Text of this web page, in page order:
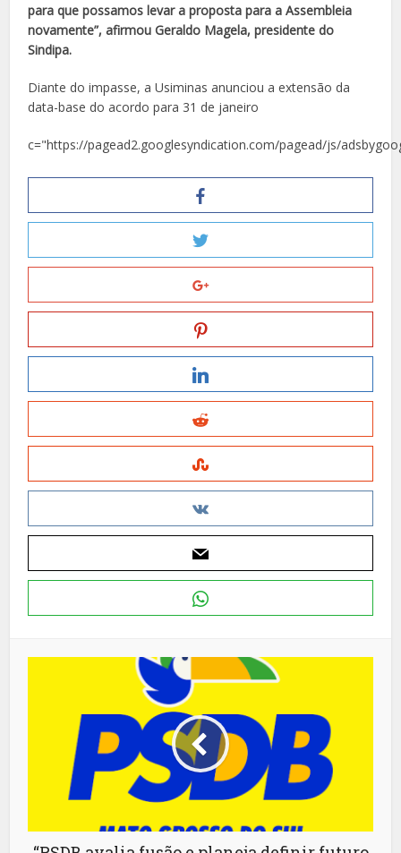
para que possamos levar a proposta para a Assembleia
novamente”, afirmou Geraldo Magela, presidente do
Sindipa.
Diante do impasse, a Usiminas anunciou a extensão da
data-base do acordo para 31 de janeiro
c="https://pagead2.googlesyndication.com/pagead/js/